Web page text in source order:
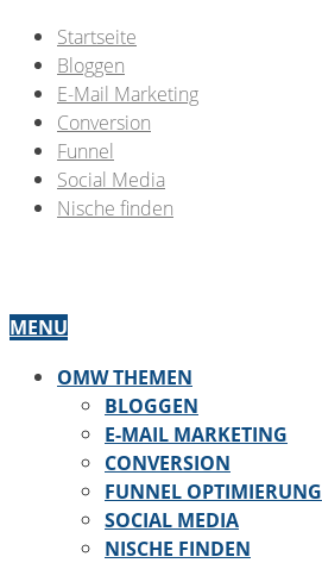
Startseite
Bloggen
E-Mail Marketing
Conversion
Funnel
Social Media
Nische finden
MENU
OMW THEMEN
BLOGGEN
E-MAIL MARKETING
CONVERSION
FUNNEL OPTIMIERUNG
SOCIAL MEDIA
NISCHE FINDEN